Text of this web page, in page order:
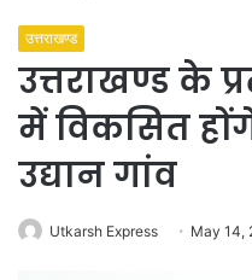
उत्तराखण्ड
उत्तराखण्ड के
में विकसित
उद्यान गांव
Utkarsh Express May 14,